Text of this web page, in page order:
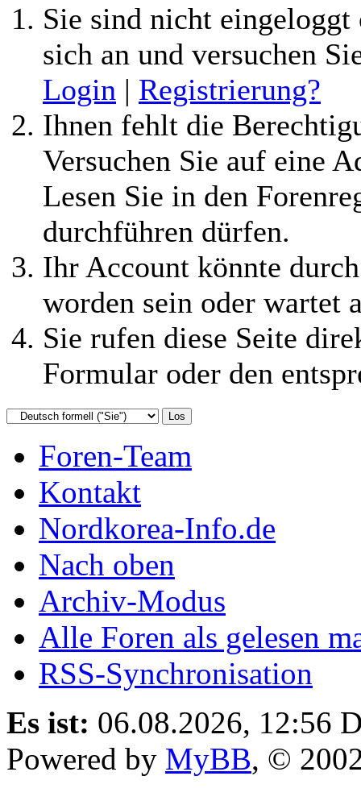
Sie sind nicht
sich an und versuchen
Login | Registrierung?
Ihnen fehlt die
Versuchen Sie auf eine
Lesen Sie in den
durchführen dürfen.
Ihr Account könnte
worden sein oder wartet
Sie rufen diese Seite
Formular oder den
Foren-Team
Kontakt
Nordkorea-Info.de
Nach oben
Archiv-Modus
Alle Foren als gelesen
RSS-Synchronisation
Es ist: 06.08.2026, 12:56
Powered by MyBB, ©